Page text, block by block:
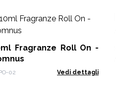
Fragranze Roll On -
02 Vedi dettagli